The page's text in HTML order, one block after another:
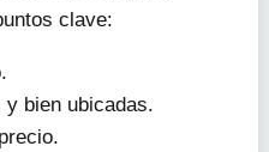
clave:
y bien ubicadas.